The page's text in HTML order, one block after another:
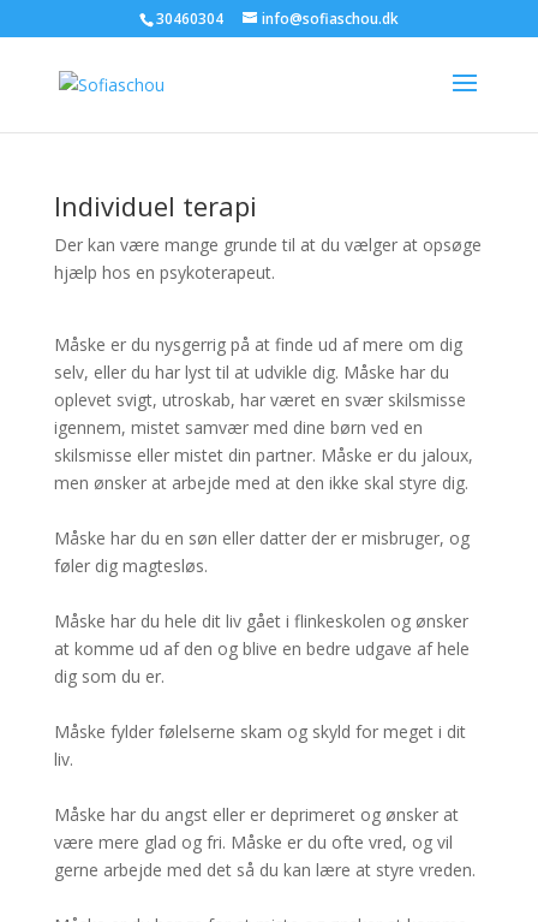
30460304 info@sofiaschou.dk
Individuel terapi
Der kan være mange grunde til at du vælger at opsøge
hjælp hos en psykoterapeut.
Måske er du nysgerrig på at finde ud af mere om dig
selv, eller du har lyst til at udvikle dig. Måske har du
oplevet svigt, utroskab, har været en svær skilsmisse
igennem, mistet samvær med dine børn ved en
skilsmisse eller mistet din partner. Måske er du jaloux,
men ønsker at arbejde med at den ikke skal styre dig.
Måske har du en søn eller datter der er misbruger, og
føler dig magtesløs.
Måske har du hele dit liv gået i flinkeskolen og ønsker
at komme ud af den og blive en bedre udgave af hele
dig som du er.
Måske fylder følelserne skam og skyld for meget i dit
liv.
Måske har du angst eller er deprimeret og ønsker at
være mere glad og fri. Måske er du ofte vred, og vil
gerne arbejde med det så du kan lære at styre vreden.